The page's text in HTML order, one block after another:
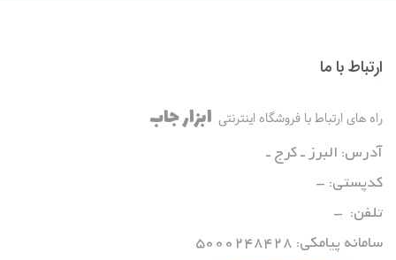
ارتباط با ما
راه های ارتباط با فروشگاه اینترنتی ابزار جاب
آدرس: البرز ـ کرج ـ
کدپستی: -
تلفن: -
سامانه پیامکی: 5000248428